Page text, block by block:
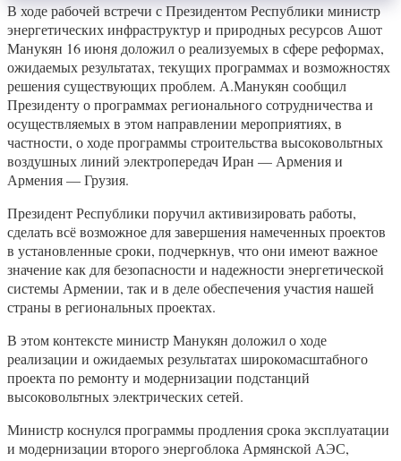
В ходе рабочей встречи с Президентом Республики министр
энергетических инфраструктур и природных ресурсов Ашот
Манукян 16 июня доложил о реализуемых в сфере реформах,
ожидаемых результатах, текущих программах и возможностях
решения существующих проблем. А.Манукян сообщил
Президенту о программах регионального сотрудничества и
осуществляемых в этом направлении мероприятиях, в
частности, о ходе программы строительства высоковольтных
воздушных линий электропередач Иран — Армения и
Армения — Грузия.
Президент Республики поручил активизировать работы,
сделать всё возможное для завершения намеченных проектов
в установленные сроки, подчеркнув, что они имеют важное
значение как для безопасности и надежности энергетической
системы Армении, так и в деле обеспечения участия нашей
страны в региональных проектах.
В этом контексте министр Манукян доложил о ходе
реализации и ожидаемых результатах широкомасштабного
проекта по ремонту и модернизации подстанций
высоковольтных электрических сетей.
Министр коснулся программы продления срока эксплуатации
и модернизации второго энергоблока Армянской АЭС,